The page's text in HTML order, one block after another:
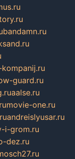
bandamn.ru
guard.ru
aalse.ru
movie-one.ru
andreislyusar.ru
i-grom.ru
dez.ru